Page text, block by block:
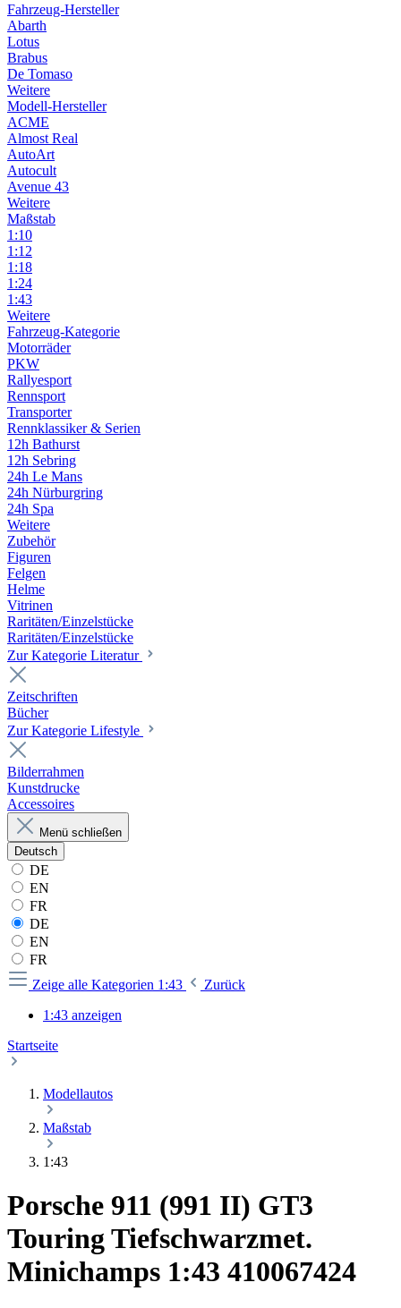
Fahrzeug-Hersteller
Abarth
Lotus
Brabus
De Tomaso
Weitere
Modell-Hersteller
ACME
Almost Real
AutoArt
Autocult
Avenue 43
Weitere
Maßstab
1:10
1:12
1:18
1:24
1:43
Weitere
Fahrzeug-Kategorie
Motorräder
PKW
Rallyesport
Rennsport
Transporter
Rennklassiker & Serien
12h Bathurst
12h Sebring
24h Le Mans
24h Nürburgring
24h Spa
Weitere
Zubehör
Figuren
Felgen
Helme
Vitrinen
Raritäten/Einzelstücke
Raritäten/Einzelstücke
Zur Kategorie Literatur
Zeitschriften
Bücher
Zur Kategorie Lifestyle
Bilderrahmen
Kunstdrucke
Accessoires
Menü schließen
Deutsch
DE
EN
FR
DE
EN
FR
Zeige alle Kategorien 1:43
Zurück
1:43 anzeigen
Startseite
Modellautos
Maßstab
1:43
Porsche 911 (991 II) GT3
Touring Tiefschwarzmet.
Minichamps 1:43 410067424